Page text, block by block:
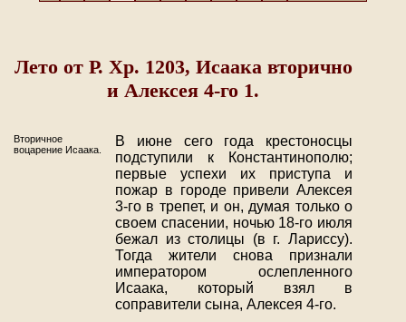
Лето от Р. Хр. 1203, Исаака вторично
и Алексея 4-го 1.
Вторичное
воцарение Исаака.
В июне сего года крестоносцы
подступили к Константинополю;
первые успехи их приступа и
пожар в городе привели Алексея
3-го в трепет, и он, думая только о
своем спасении, ночью 18-го июля
бежал из столицы (в г. Лариссу).
Тогда жители снова признали
императором ослепленного
Исаака, который взял в
соправители сына, Алексея 4-го.